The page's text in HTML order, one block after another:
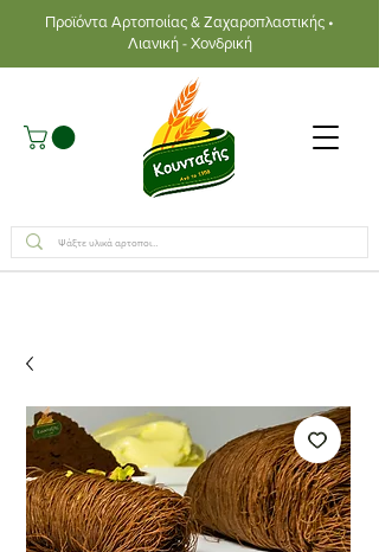
Προϊόντα Αρτοποιίας & Ζαχαροπλαστικής •
Λιανική - Χονδρική